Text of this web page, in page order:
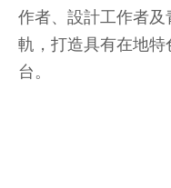
作者、設計工作者
軌，打造具有在地
台。